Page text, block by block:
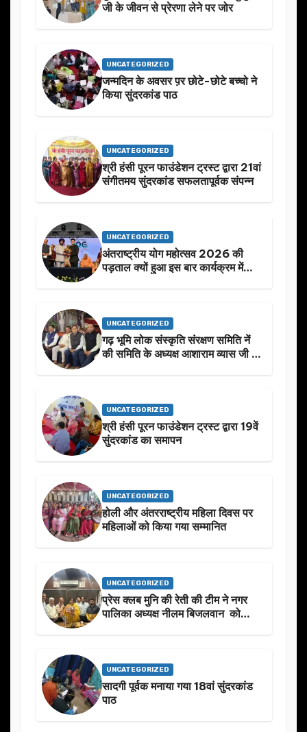
जी के जीवन से प्रेरणा लेने पर जोर
UNCATEGORIZED
जन्मदिन के अवसर प़र छोटे-छोटे बच्चो ने
किया सुंदरकांड पाठ
UNCATEGORIZED
श्री हंसी पूरन फाउंडेशन ट्रस्ट द्वारा 21वां
संगीतमय सुंदरकांड सफलतापूर्वक संपन्न
UNCATEGORIZED
अंतराष्ट्रीय योग महोत्सव 2026 की
पड़ताल क्यों हुआ इस बार कार्यक्रम में
UNCATEGORIZED
गढ़ भूमि लोक संस्कृति संरक्षण समिति नें
की समिति के अध्यक्ष आशाराम व्यास जी के
UNCATEGORIZED
श्री हंसी पूरन फाउंडेशन ट्रस्ट द्वारा 19वें
सुंदरकांड का समापन
UNCATEGORIZED
होली और अंतरराष्ट्रीय महिला दिवस पर
महिलाओं को किया गया सम्मानित
UNCATEGORIZED
प्रेस क्लब मुनि की रेती की टीम ने नगर
पालिका अध्यक्ष नीलम बिजलवान को
UNCATEGORIZED
सादगी पूर्वक मनाया गया 18वां सुंदरकांड
पाठ